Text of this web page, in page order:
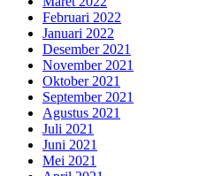
Februari 2022
Januari 2022
Desember 2021
November 2021
Oktober 2021
September 2021
Agustus 2021
Juli 2021
Juni 2021
Mei 2021